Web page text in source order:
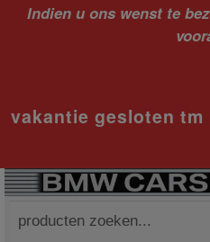
Indien u ons wenst te
vakantie gesloten tm
naar: